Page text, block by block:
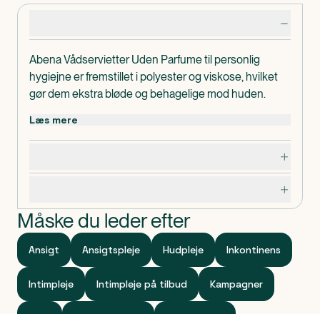
Abena Vådservietter Uden Parfume til personlig
hygiejne er fremstillet i polyester og viskose, hvilket
gør dem ekstra bløde og behagelige mod huden.
traditionelle vask med vand og sæbe, og takket være
en neutral pH-værdi kan de bruges over hele
finde den helt rigtige løsning til dit personlige behov.
Og så er vådservietterne naturligvis særdeles
praktiske at have med på farten.
Indeholder ikke farve.
Læs mere
Måske du leder efter
Ansigt Ansigtspleje Hudpleje Inkontinens
Intimpleje Intimpleje på tilbud Kampagner